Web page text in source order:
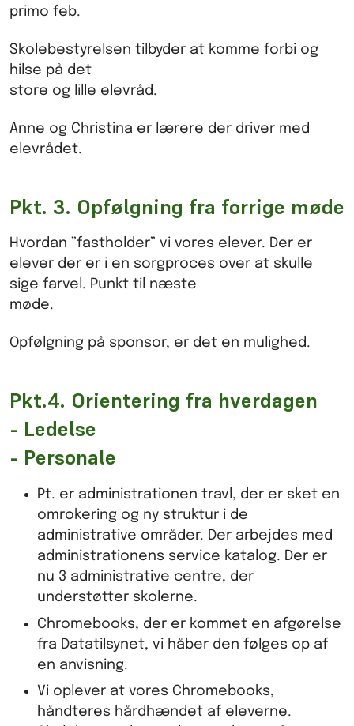
primo feb.
Skolebestyrelsen tilbyder at komme forbi og
hilse på det
store og lille elevråd.
Anne og Christina er lærere der driver med
elevrådet.
Pkt. 3. Opfølgning fra forrige møde
Hvordan ”fastholder” vi vores elever. Der er
elever der er i en sorgproces over at skulle
sige farvel. Punkt til næste
møde.
Opfølgning på sponsor, er det en mulighed.
Pkt.4. Orientering fra hverdagen
- Ledelse
- Personale
Pt. er administrationen travl, der er sket en
omrokering og ny struktur i de
administrative områder. Der arbejdes med
administrationens service katalog. Der er
nu 3 administrative centre, der
understøtter skolerne.
Chromebooks, der er kommet en afgørelse
fra Datatilsynet, vi håber den følges op af
en anvisning.
Vi oplever at vores Chromebooks,
håndteres hårdhændet af eleverne.